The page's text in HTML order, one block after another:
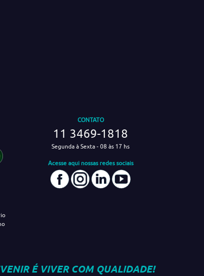
CONTATO
11 3469-1818
Segunda à Sexta - 08 às 17 hs
Acesse aqui nossas redes sociais
É VIVER COM QUALIDADE!